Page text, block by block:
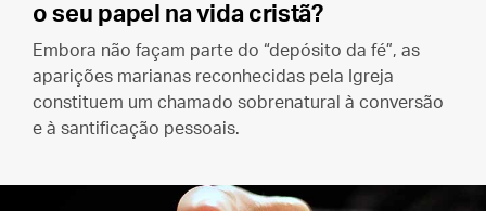
o seu papel na vida cristã?
Embora não façam parte do “depósito da fé”, as
aparições marianas reconhecidas pela Igreja
constituem um chamado sobrenatural à conversão
e à santificação pessoais.